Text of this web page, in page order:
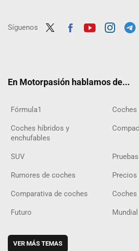
Síguenos
En Motorpasión hablamos de...
Fórmula1
Coches híbridos y
enchufables
SUV
Rumores de coches Precios
Comparativa de coches
Futuro
VER MÁS TEMAS